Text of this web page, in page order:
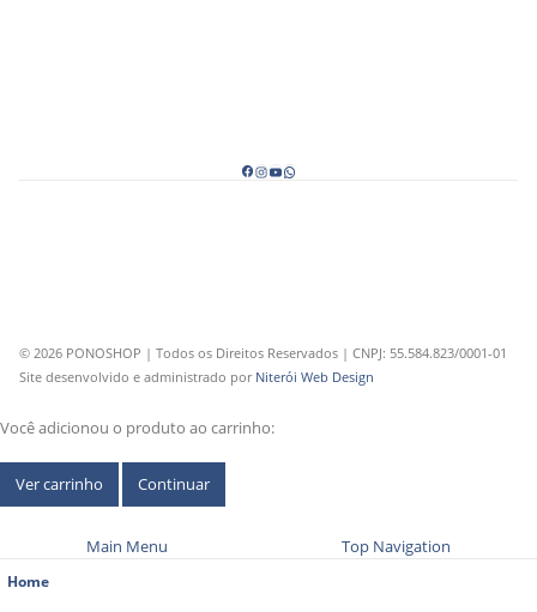
© 2026 PONOSHOP | Todos os Direitos Reservados | CNPJ: 55.584.823/0001-01
Site desenvolvido e administrado por Niterói Web Design
Você adicionou o produto ao carrinho:
Ver carrinho Continuar
Main Menu Top Navigation
Home